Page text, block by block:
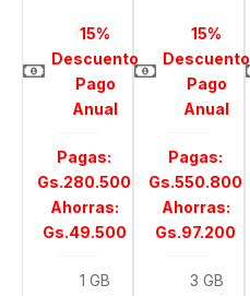
15%
Descuento
Pago
Anual
Pagas:
Gs.280.500
Ahorras:
Gs.49.500
1 GB
15%
Descuento
Pago
Anual
Pagas:
Gs.550.800
Ahorras:
Gs.97.200
3 GB